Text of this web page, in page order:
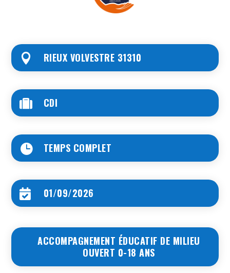
 RIEUX VOLVESTRE 31310
 CDI
 TEMPS COMPLET
 01/09/2026
ACCOMPAGNEMENT ÉDUCATIF DE MILIEU
OUVERT 0-18 ANS